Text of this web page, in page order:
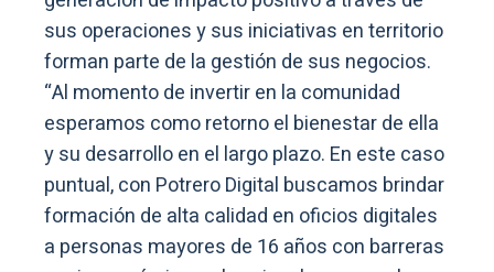
sus operaciones y sus iniciativas en territorio
forman parte de la gestión de sus negocios.
“Al momento de invertir en la comunidad
esperamos como retorno el bienestar de ella
y su desarrollo en el largo plazo. En este caso
puntual, con Potrero Digital buscamos brindar
formación de alta calidad en oficios digitales
a personas mayores de 16 años con barreras